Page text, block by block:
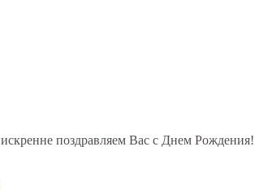
поздравляем Вас с Днем Рождения!